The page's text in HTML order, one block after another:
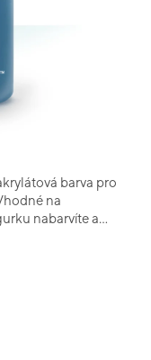
barva pro
nabarvíte a